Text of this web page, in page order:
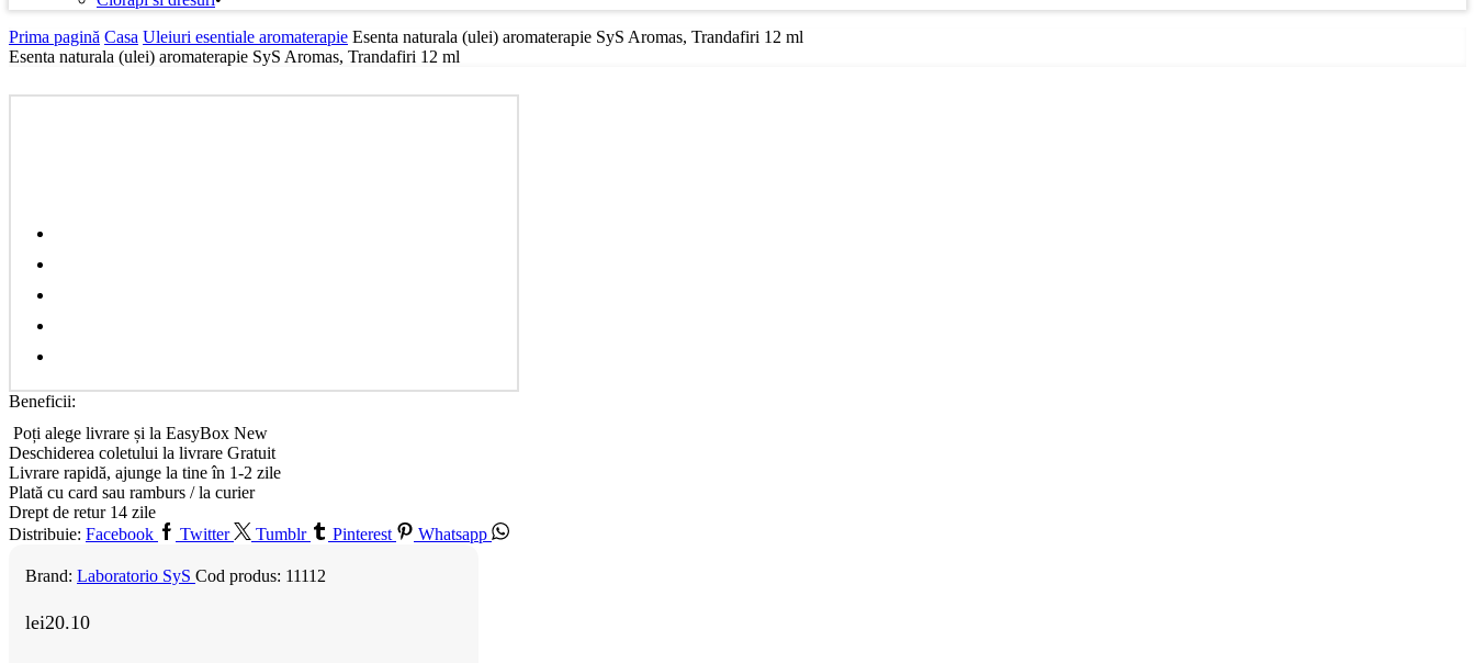
Prima pagină Casa Uleiuri esentiale aromaterapie Esenta naturala (ulei) aromaterapie SyS Aromas, Trandafiri 12 ml
Esenta naturala (ulei) aromaterapie SyS Aromas, Trandafiri 12 ml
Beneficii:
Poți alege livrare și la EasyBox New
Deschiderea coletului la livrare Gratuit
Livrare rapidă, ajunge la tine în 1-2 zile
Plată cu card sau ramburs / la curier
Drept de retur 14 zile
Distribuie: Facebook Twitter Tumblr Pinterest Whatsapp
Brand: Laboratorio SyS Cod produs: 11112
lei20.10